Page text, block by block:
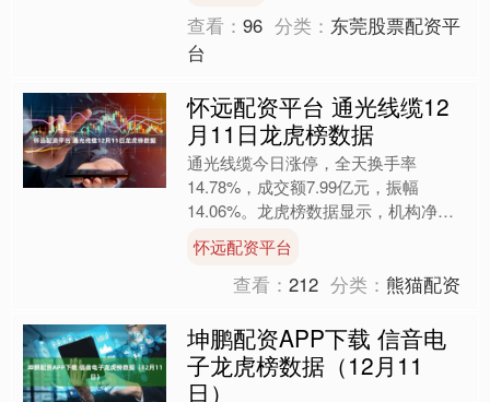
查看：96 分类： 东莞股票配资平
台
怀远配资平台 通光线缆12
月11日龙虎榜数据
通光线缆今日涨停，全天换手率
14.78%，成交额7.99亿元，振幅
14.06%。龙虎榜数据显示，机构净卖
出1422.25万元，营业部席位合计净买
入1.88亿元。....
怀远配资平台
查看：212 分类： 熊猫配资
坤鹏配资APP下载 信音电
子龙虎榜数据（12月11
日）